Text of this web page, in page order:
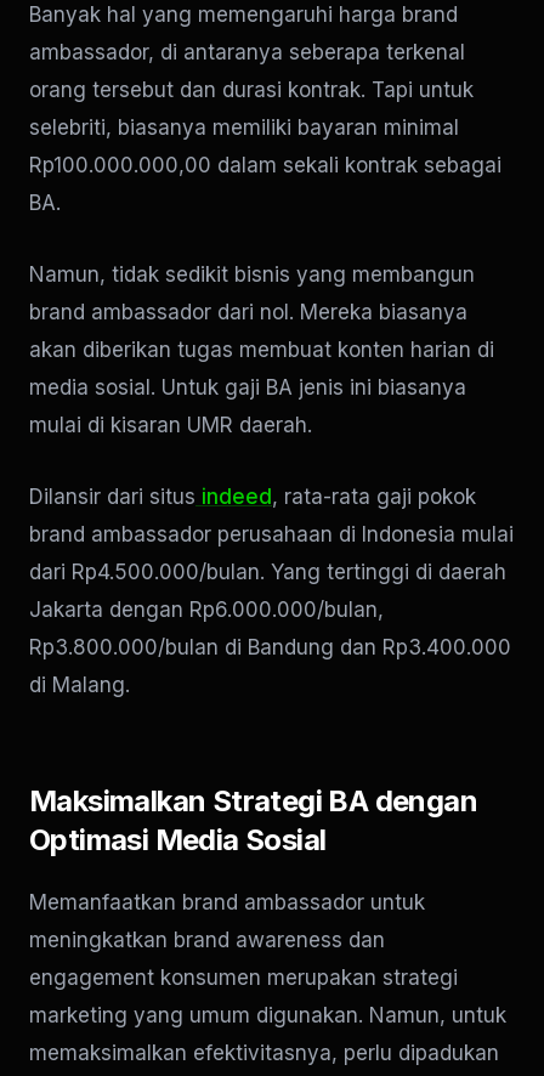
Banyak hal yang memengaruhi harga brand
ambassador, di antaranya seberapa terkenal
orang tersebut dan durasi kontrak. Tapi untuk
selebriti, biasanya memiliki bayaran minimal
Rp100.000.000,00 dalam sekali kontrak sebagai
BA.
Namun, tidak sedikit bisnis yang membangun
brand ambassador dari nol. Mereka biasanya
akan diberikan tugas membuat konten harian di
media sosial. Untuk gaji BA jenis ini biasanya
mulai di kisaran UMR daerah.
Dilansir dari situs indeed, rata-rata gaji pokok
brand ambassador perusahaan di Indonesia mulai
dari Rp4.500.000/bulan. Yang tertinggi di daerah
Jakarta dengan Rp6.000.000/bulan,
Rp3.800.000/bulan di Bandung dan Rp3.400.000
di Malang.
Maksimalkan Strategi BA dengan
Optimasi Media Sosial
Memanfaatkan brand ambassador untuk
meningkatkan brand awareness dan
engagement konsumen merupakan strategi
marketing yang umum digunakan. Namun, untuk
memaksimalkan efektivitasnya, perlu dipadukan